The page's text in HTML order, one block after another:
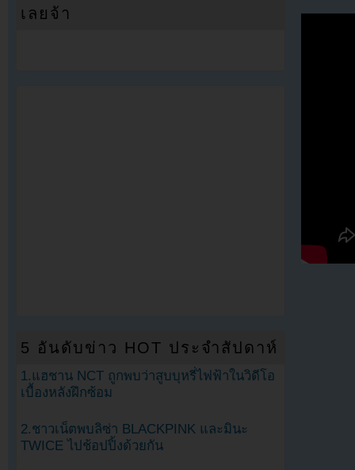
เลยจ้า
5 อันดับข่าว HOT ประจำสัปดาห์
1.แฮชาน NCT ถูกพบว่าสูบบุหรี่ไฟฟ้าในวิดีโอ
เบื้องหลังฝึกซ้อม
2.ชาวเน็ตพบลิซ่า BLACKPINK และมินะ
TWICE ไปช้อปปิ้งด้วยกัน